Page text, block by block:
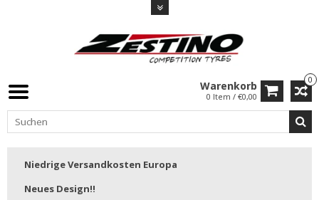
0
Warenkorb
0 Item / €0,00
Niedrige Versandkosten Europa
Neues Design!!